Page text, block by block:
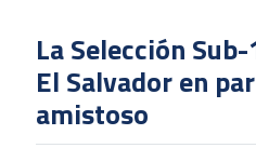
La Selección
El Salvador en
amistoso